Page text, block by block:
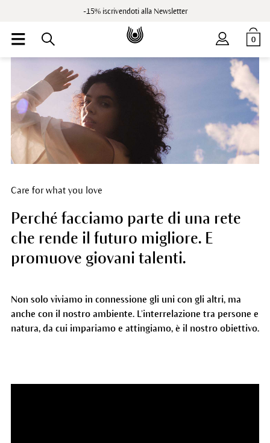
-15% iscrivendoti alla Newsletter
0
Care for what you love
Perché facciamo parte di una rete
che rende il futuro migliore. E
promuove giovani talenti.
Non solo viviamo in connessione gli uni con gli altri, ma
anche con il nostro ambiente. L’interrelazione tra persone e
natura, da cui impariamo e attingiamo, è il nostro obiettivo.